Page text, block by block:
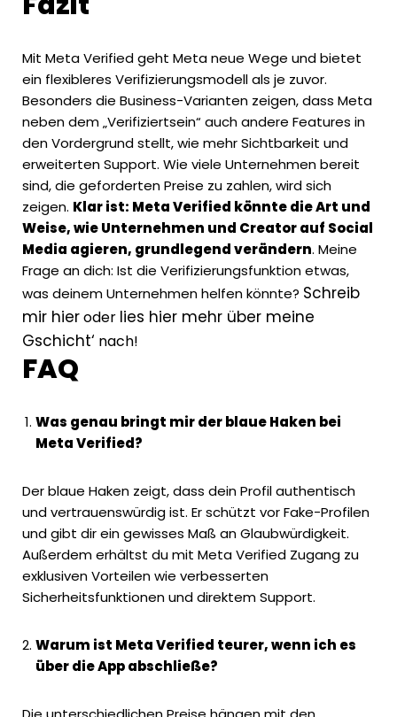
Mit Meta Verified geht Meta neue Wege und bietet
ein flexibleres Verifizierungsmodell als je zuvor.
Besonders die Business-Varianten zeigen, dass Meta
neben dem „Verifiziertsein“ auch andere Features in
den Vordergrund stellt, wie mehr Sichtbarkeit und
erweiterten Support. Wie viele Unternehmen bereit
sind, die geforderten Preise zu zahlen, wird sich
zeigen. Klar ist: Meta Verified könnte die Art und
Weise, wie Unternehmen und Creator auf Social
Media agieren, grundlegend verändern. Meine
Frage an dich: Ist die Verifizierungsfunktion etwas,
was deinem Unternehmen helfen könnte? Schreib
mir hieroder lies hier mehr über meine
Gschicht‘ nach!
FAQ
Was genau bringt mir der blaue Haken bei
Meta Verified?
Der blaue Haken zeigt, dass dein Profil authentisch
und vertrauenswürdig ist. Er schützt vor Fake-Profilen
und gibt dir ein gewisses Maß an Glaubwürdigkeit.
Außerdem erhältst du mit Meta Verified Zugang zu
exklusiven Vorteilen wie verbesserten
Sicherheitsfunktionen und direktem Support.
Warum ist Meta Verified teurer, wenn ich es
über die App abschließe?